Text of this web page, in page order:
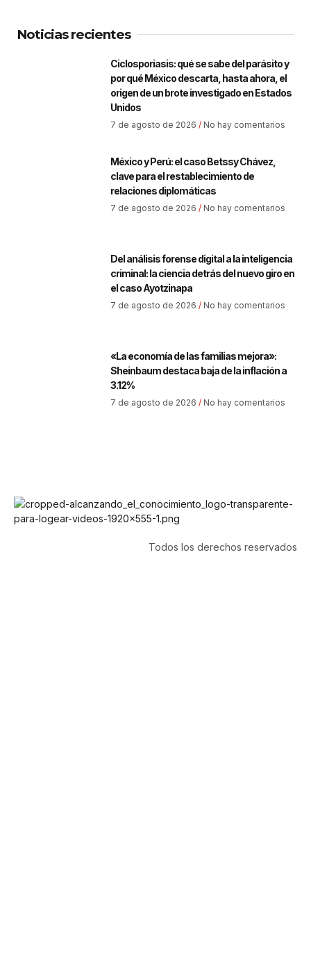
Noticias recientes
Ciclosporiasis: qué se sabe del parásito y
por qué México descarta, hasta ahora, el
origen de un brote investigado en Estados
Unidos
7 de agosto de 2026 No hay comentarios
México y Perú: el caso Betssy Chávez,
clave para el restablecimiento de
relaciones diplomáticas
7 de agosto de 2026 No hay comentarios
Del análisis forense digital a la inteligencia
criminal: la ciencia detrás del nuevo giro en
el caso Ayotzinapa
7 de agosto de 2026 No hay comentarios
«La economía de las familias mejora»:
Sheinbaum destaca baja de la inflación a
3.12%
7 de agosto de 2026 No hay comentarios
Todos los derechos reservados